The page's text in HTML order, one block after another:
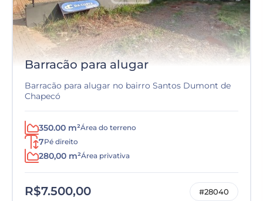
Barracão para alugar
Barracão para alugar no bairro Santos Dumont de
Chapecó
350.00 m²Área do terreno
7Pé direito
280,00 m²Área privativa
R$7.500,00 #28040